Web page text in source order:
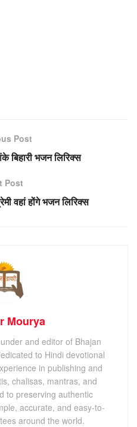
Post
बिहारी भजन लिरिक्स
Post
वहां होंगे भजन लिरिक्स
Mourya
and editor of Bhajan
to Hindi devotional
in publishing and
chalisas, mantras, and
to preserving authentic
accurate, and easy-to-
around the world.